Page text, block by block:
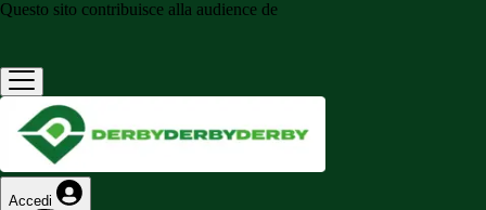
Questo sito contribuisce alla audience de
Accedi